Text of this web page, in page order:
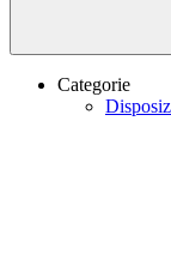
Categorie